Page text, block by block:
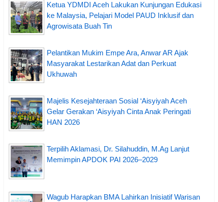
Ketua YDMDI Aceh Lakukan Kunjungan Edukasi
ke Malaysia, Pelajari Model PAUD Inklusif dan
Agrowisata Buah Tin
Pelantikan Mukim Empe Ara, Anwar AR Ajak
Masyarakat Lestarikan Adat dan Perkuat
Ukhuwah
Majelis Kesejahteraan Sosial ‘Aisyiyah Aceh
Gelar Gerakan ‘Aisyiyah Cinta Anak Peringati
HAN 2026
Terpilih Aklamasi, Dr. Silahuddin, M.Ag Lanjut
Memimpin APDOK PAI 2026–2029
Wagub Harapkan BMA Lahirkan Inisiatif Warisan